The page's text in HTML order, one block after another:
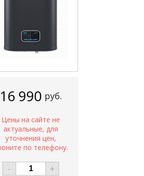
16 990 руб.
- +